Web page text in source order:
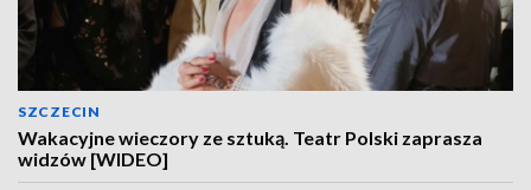
SZCZECIN
Wakacyjne wieczory ze sztuką. Teatr Polski zaprasza
widzów [WIDEO]